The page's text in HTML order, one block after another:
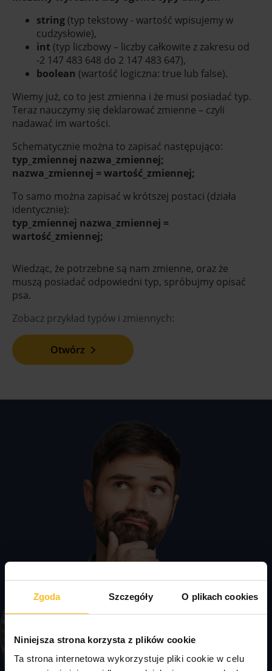
Zgoda Szczegóły O plikach cookies
Niniejsza strona korzysta z plików cookie
Ta strona internetowa wykorzystuje pliki cookie w celu
string (typ tekstowy - wartość wpisujemy w
cudzysłowie),
int (typ liczbowy – liczby całkowite z zakresu od
-2 147 483 648 do 2 147 483 647),
boolean (wartość logiczna: true lub false).
Wiemy już, co to jest zmienna i że musi posiadać typ.
Teraz nauczymy się deklarować zmienne – czyli
nadawać im wartości.
Schematycznie można to zapisać następująco:
typ_zmiennej nazwa_zmiennej;
nazwa_zmiennej = wartość_zmiennej;
To samo można zapisać w krótszej postaci (działa
identycznie):
typ_zmiennej nazwa_zmiennej =
wartość_zmiennej;
Wiedząc, że potrzebne są nam zmienne, oraz że
muszą posiadać odpowiedni typ, spróbujmy opisać
psa.
Zobacz przykład typów i zmiennych:
Otwórz